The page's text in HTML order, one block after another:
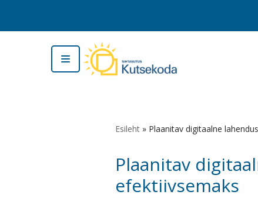
Skip
Esileht» Plaanitav digitaalne
Plaanitav
efektiivsemaks